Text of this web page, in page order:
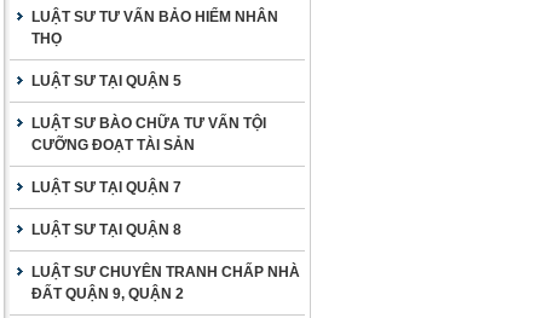
LUẬT SƯ TƯ VẤN BẢO HIỂM NHÂN
THỌ
LUẬT SƯ TẠI QUẬN 5
LUẬT SƯ BÀO CHỮA TƯ VẤN TỘI
CƯỠNG ĐOẠT TÀI SẢN
LUẬT SƯ TẠI QUẬN 7
LUẬT SƯ TẠI QUẬN 8
LUẬT SƯ CHUYÊN TRANH CHẤP NHÀ
ĐẤT QUẬN 9, QUẬN 2